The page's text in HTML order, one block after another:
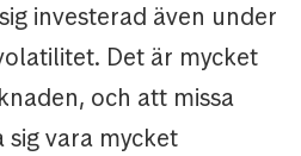
investerad även under
Det är mycket
och att missa
sig vara mycket